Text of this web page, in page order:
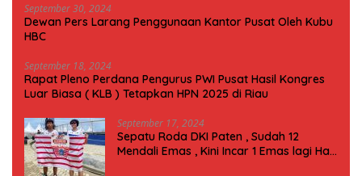
September 30, 2024
Dewan Pers Larang Penggunaan Kantor Pusat Oleh Kubu
HBC
September 18, 2024
Rapat Pleno Perdana Pengurus PWI Pusat Hasil Kongres
Luar Biasa ( KLB ) Tetapkan HPN 2025 di Riau
September 17, 2024
Sepatu Roda DKI Paten , Sudah 12
Mendali Emas , Kini Incar 1 Emas lagi Hari